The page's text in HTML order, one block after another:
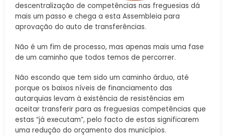
descentralização de competências nas freguesias dá
mais um passo e chega a esta Assembleia para
aprovação do auto de transferências.
Não é um fim de processo, mas apenas mais uma fase
de um caminho que todos temos de percorrer.
Não escondo que tem sido um caminho árduo, até
porque os baixos níveis de financiamento das
autarquias levam à existência de resistências em
aceitar transferir para as freguesias competências que
estas “já executam”, pelo facto de estas significarem
uma redução do orçamento dos municípios.